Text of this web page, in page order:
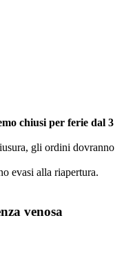
chiusi per ferie dal 3
gli ordini dovranno
evasi alla riapertura.
venosa